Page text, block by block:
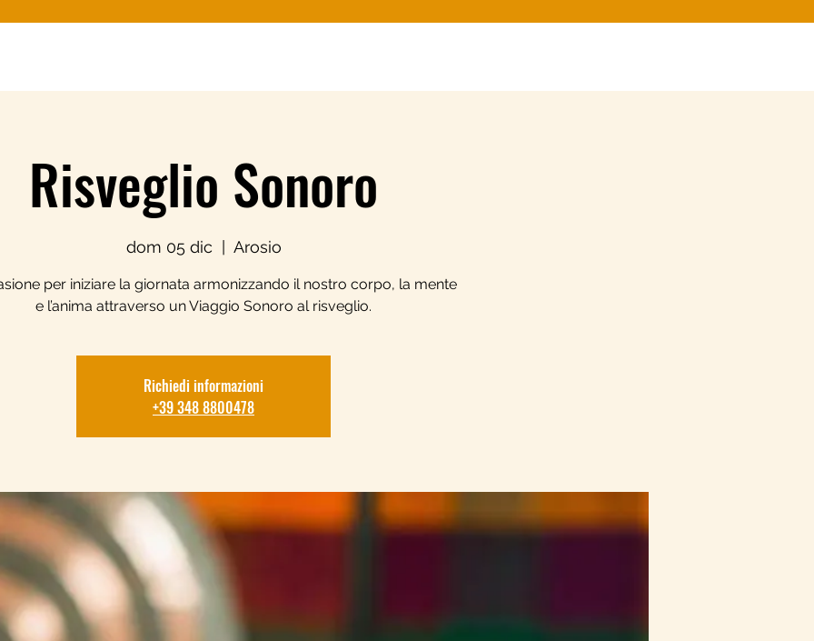
Risveglio Sonoro
dom 05 dic Arosio
per iniziare la giornata armonizzando il nostro corpo, la mente
e l’anima attraverso un Viaggio Sonoro al risveglio.
Richiedi informazioni
+39 348 8800478